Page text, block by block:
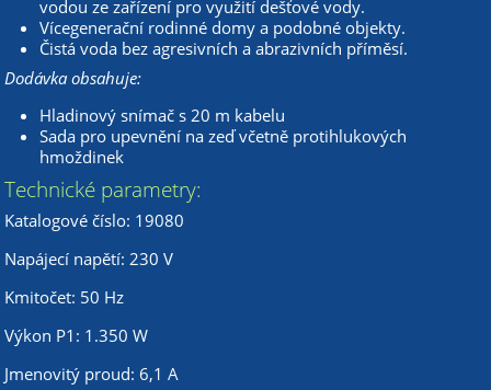
vodou ze zařízení pro využití dešťové vody.
Vícegenerační rodinné domy a podobné objekty.
Čistá voda bez agresivních a abrazivních příměsí.
Dodávka obsahuje:
Hladinový snímač s 20 m kabelu
Sada pro upevnění na zeď včetně protihlukových
hmoždinek
Technické parametry:
Katalogové číslo: 19080
Napájecí napětí: 230 V
Kmitočet: 50 Hz
Výkon P1: 1.350 W
Jmenovitý proud: 6,1 A